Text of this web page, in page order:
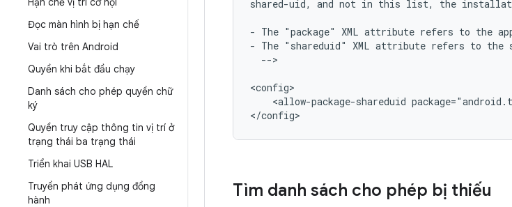
Đọc màn hình bị hạn chế
Vai trò trên Android
Quyền khi bắt đầu chạy
Danh sách cho phép quyền chữ
ký
Quyền truy cập thông tin vị trí ở
trạng thái ba trạng thái
Triển khai USB HAL
Truyền phát ứng dụng đồng
hành
shared-uid,
and not in this list, the
- The "package" XML attribute refers to the
- The "shareduid" XML attribute refers to the
-->
<allow-package-shareduid
Tìm danh sách cho phép bị thiếu